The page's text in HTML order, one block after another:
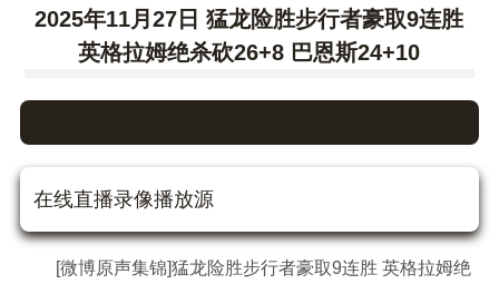
2025年11月27日 猛龙险胜步行者豪取9连胜
英格拉姆绝杀砍26+8 巴恩斯24+10
在线直播录像播放源
[微博原声集锦]猛龙险胜步行者豪取9连胜 英格拉姆绝